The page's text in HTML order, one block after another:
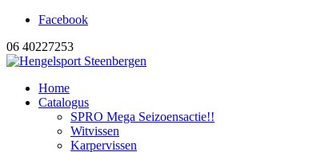
Facebook
06 40227253
Home
Catalogus
SPRO Mega Seizoensactie!!
Witvissen
Karpervissen